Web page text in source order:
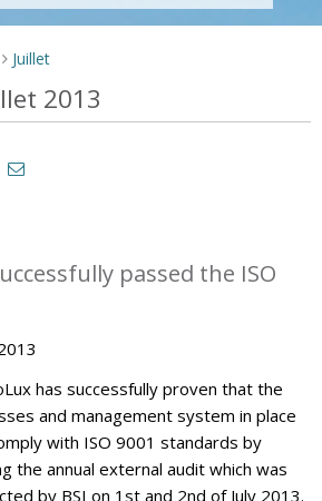
> Juillet
2013
passed the ISO
has successfully proven that the
and management system in place
with ISO 9001 standards by
the annual external audit which was
by BSI on 1st and 2nd of July 2013.